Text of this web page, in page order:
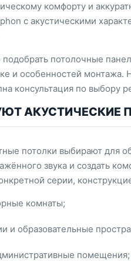
комфорту и
с акустическими
потолочные
и особенностей
консультация по выбору
АКУСТИЧЕСКИЕ
потолки выбирают для
звука и создать
серии,
комнаты;
и образовательные
помещения;